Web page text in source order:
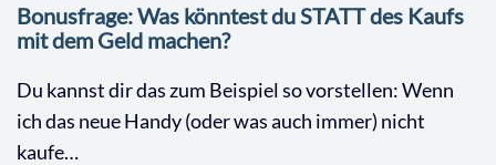
Bonusfrage: Was könntest du STATT des Kaufs
mit dem Geld machen?
Du kannst dir das zum Beispiel so vorstellen: Wenn
ich das neue Handy (oder was auch immer) nicht
kaufe…